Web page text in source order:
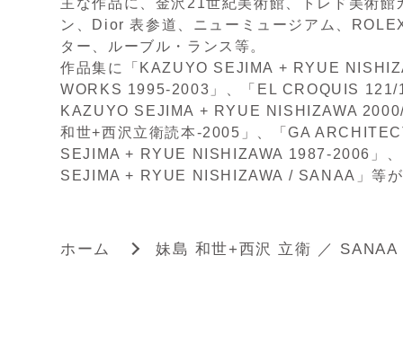
主な作品に、金沢21世紀美術館、トレド美術館
ン、Dior 表参道、ニューミュージアム、
ター、ルーブル・ランス等。
作品集に「KAZUYO SEJIMA + RYUE
WORKS 1995-2003」、「EL CROQUIS
KAZUYO SEJIMA + RYUE NISHIZAWA
和世+西沢立衛読本-2005」、「GA
SEJIMA + RYUE NISHIZAWA 1987-2006」
SEJIMA + RYUE NISHIZAWA / SANAA」等
ホーム 妹島 和世+西沢 立衛 ／ SANAA